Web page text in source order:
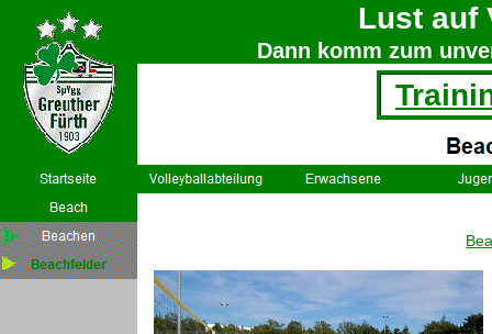
Lust auf
Dann komm zum